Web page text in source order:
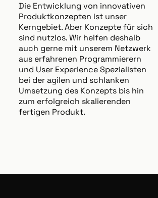
Die Entwicklung von innovativen
Produktkonzepten ist unser
Kerngebiet. Aber Konzepte für sich
sind nutzlos. Wir helfen deshalb
auch gerne mit unserem Netzwerk
aus erfahrenen Programmierern
und User Experience Spezialisten
bei der agilen und schlanken
Umsetzung des Konzepts bis hin
zum erfolgreich skalierenden
fertigen Produkt.